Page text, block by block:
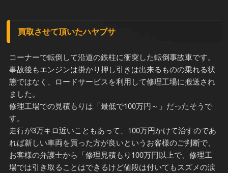
買取させて頂いたハヤブサ
コーナーで転倒して沿道の鉄柱に衝突した転倒事故車です。
事故後もエンジンは掛かり押し引きは出来るものの乗れる状
態ではなく、ロードサービスを利用して修理工場に搬送され
ました。
修理工場での見積もりは「最低で100万円～」だったそうで
す。
走行が3万キロ近いこともあって、100万円かけて治すのであ
れば新しい車両を買った方が良いというお客様のご判断で、
お客様の弁護士から「修理見積もり100万円以上で、修理工
場では引き取ることはできるけど値段は付いてもスズメの涙